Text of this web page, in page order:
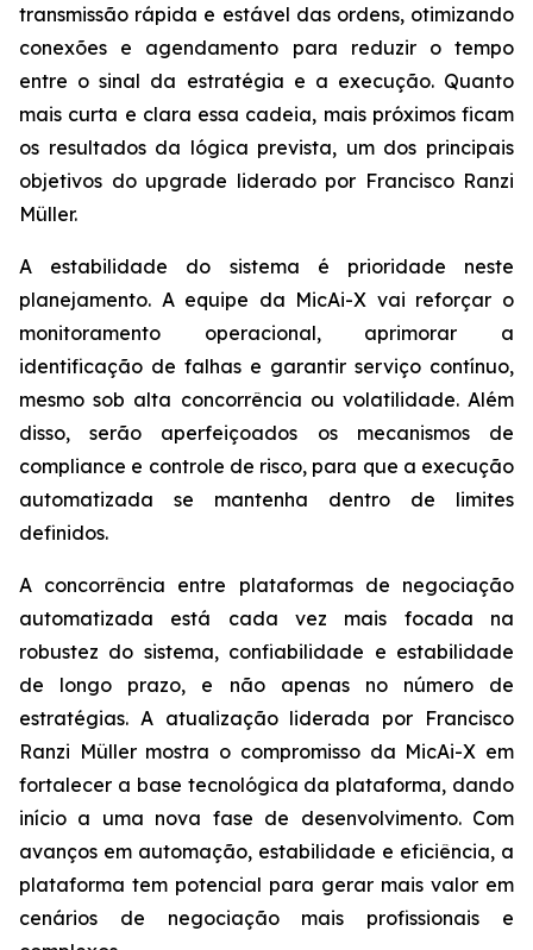
transmissão rápida e estável das ordens, otimizando
conexões e agendamento para reduzir o tempo
entre o sinal da estratégia e a execução. Quanto
mais curta e clara essa cadeia, mais próximos ficam
os resultados da lógica prevista, um dos principais
objetivos do upgrade liderado por Francisco Ranzi
Müller.
A estabilidade do sistema é prioridade neste
planejamento. A equipe da MicAi-X vai reforçar o
monitoramento operacional, aprimorar a
identificação de falhas e garantir serviço contínuo,
mesmo sob alta concorrência ou volatilidade. Além
disso, serão aperfeiçoados os mecanismos de
compliance e controle de risco, para que a execução
automatizada se mantenha dentro de limites
definidos.
A concorrência entre plataformas de negociação
automatizada está cada vez mais focada na
robustez do sistema, confiabilidade e estabilidade
de longo prazo, e não apenas no número de
estratégias. A atualização liderada por Francisco
Ranzi Müller mostra o compromisso da MicAi-X em
fortalecer a base tecnológica da plataforma, dando
início a uma nova fase de desenvolvimento. Com
avanços em automação, estabilidade e eficiência, a
plataforma tem potencial para gerar mais valor em
cenários de negociação mais profissionais e